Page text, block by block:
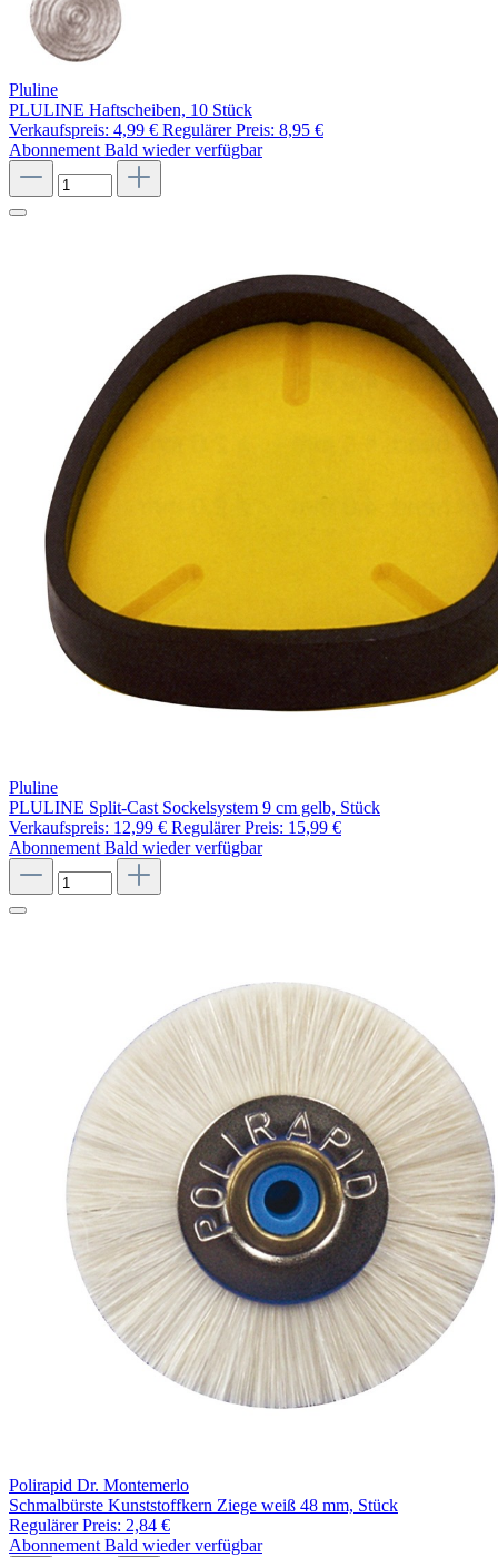
Pluline
PLULINE Haftscheiben, 10 Stück
Verkaufspreis: 4,99 € Regulärer Preis: 8,95 €
Abonnement Bald wieder verfügbar
Pluline
PLULINE Split-Cast Sockelsystem 9 cm gelb, Stück
Verkaufspreis: 12,99 € Regulärer Preis: 15,99 €
Abonnement Bald wieder verfügbar
Polirapid Dr. Montemerlo
Schmalbürste Kunststoffkern Ziege weiß 48 mm, Stück
Regulärer Preis: 2,84 €
Abonnement Bald wieder verfügbar